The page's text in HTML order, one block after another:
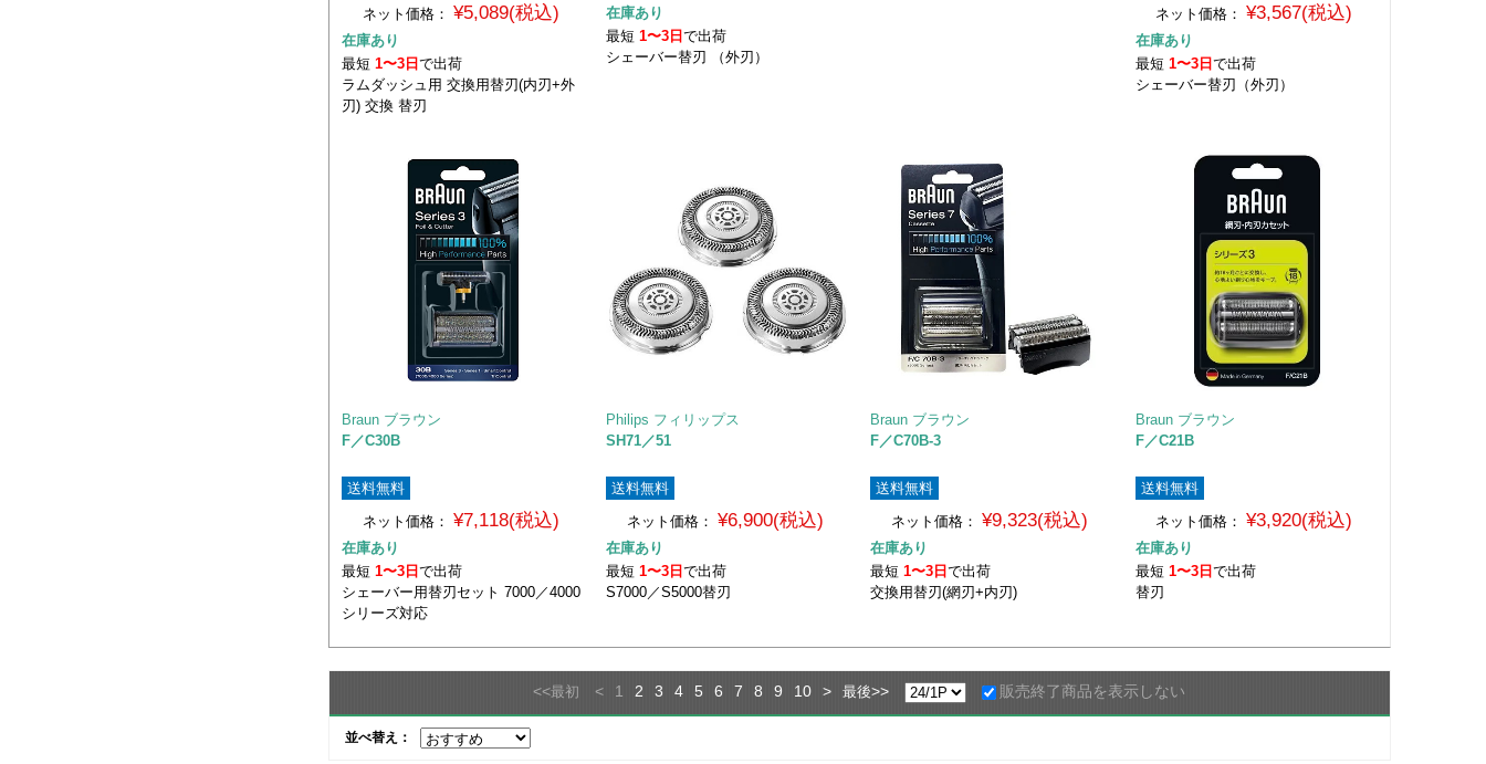
ネット価格： ¥5,089(税込)
在庫あり
最短 1〜3日 で出荷
ラムダッシュ用 交換用替刃(内刃+外
刃) 交換 替刃
在庫あり
最短1〜3日で出荷
シェーバー替刃 （外刃）
ネット価格：
¥3,567(税込)
在庫あり
最短 1〜3日 で出荷
シェーバー替刃（外刃）
Braun ブラウン
F／C30B
送料無料
ネット価格： ¥7,118(税込)
在庫あり
最短 1〜3日 で出荷
シェーバー用替刃セット 7000／4000
シリーズ対応
Philips フィリップス
SH71／51
送料無料
ネット価格： ¥6,900(税込)
在庫あり
最短1〜3日で出荷
S7000／S5000替刃
Braun ブラウン
F／C70B-3
送料無料
ネット価格：
¥9,323(税込)
在庫あり
最短1〜3日で出荷
交換用替刃(網刃+内刃)
Braun ブラウン
F／C21B
送料無料
ネット価格：
¥3,920(税込)
在庫あり
最短 1〜3日 で出荷
替刃
<<最初 < 1 2 3 4 5 6 7 8 9 10 > 最後>> 販売終了商品を表示しない
並べ替え：